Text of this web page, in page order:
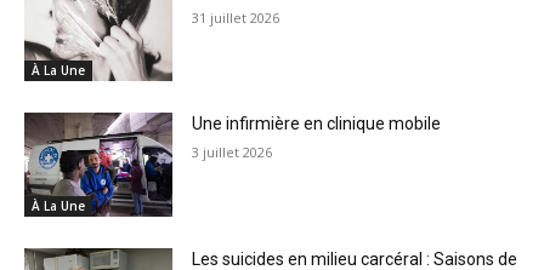
À La Une
31 juillet 2026
À La Une
Une infirmière en clinique mobile
3 juillet 2026
Les suicides en milieu carcéral : Saisons de